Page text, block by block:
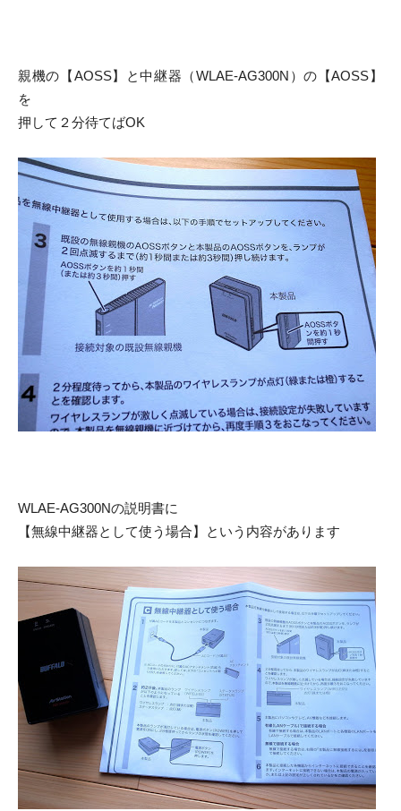
親機の【AOSS】と中継器（WLAE-AG300N）の【AOSS】
を
押して２分待てばOK
WLAE-AG300Nの説明書に
【無線中継器として使う場合】という内容があります